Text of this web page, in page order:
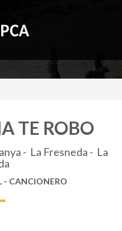
TE ROBO
- La Fresneda - La
- CANCIONERO